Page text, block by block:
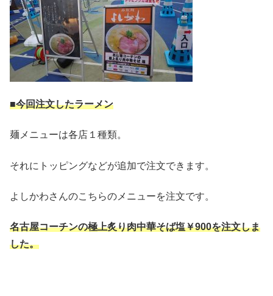
■今回注文したラーメン
麺メニューは各店１種類。
それにトッピングなどが追加で注文できます。
よしかわさんのこちらのメニューを注文です。
名古屋コーチンの極上炙り肉中華そば塩￥900を注文しま
した。